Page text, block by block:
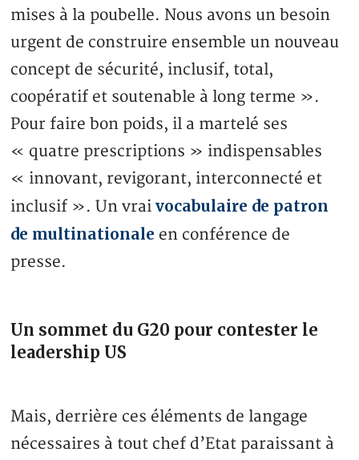
mises à la poubelle. Nous avons un besoin
urgent de construire ensemble un nouveau
concept de sécurité, inclusif, total,
coopératif et soutenable à long terme ».
Pour faire bon poids, il a martelé ses
« quatre prescriptions » indispensables
« innovant, revigorant, interconnecté et
inclusif ». Un vraivocabulaire de patron
de multinationale en conférence de
presse.
Un sommet du G20 pour contester le
leadership US
Mais, derrière ces éléments de langage
nécessaires à tout chef d’Etat paraissant à